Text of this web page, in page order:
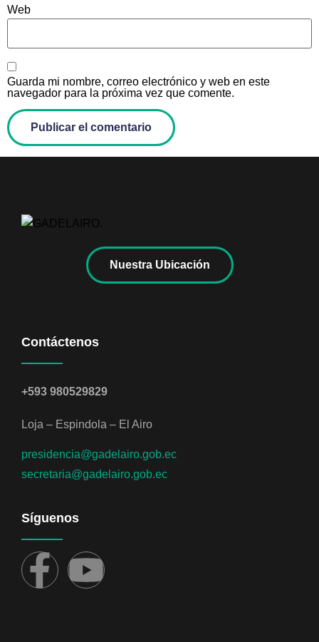
Web
Guarda mi nombre, correo electrónico y web en este
navegador para la próxima vez que comente.
Nuestra Ubicación
Contáctenos
+593 980529829
Loja – Espindola – El Airo
presidencia@gadelairo.gob.ec
secretaria@gadelairo.gob.ec
Síguenos